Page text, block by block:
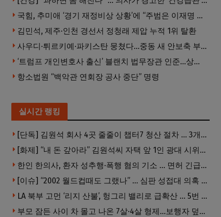
국힘, 추미애 ‘경기 재정비상 상황’에 “주범은 이재명 전 지사”
김민석, 제주·인천 경선서 정청래 제압 누적 1위 탈환
사우디·튀르키예·파키스탄 뭉쳤다…중동 새 안보축 부상하나
‘트럼프 개인변호사 출신’ 블랜치 법무장관 인준…상원 50대49 가결
항소법원 “백악관 연회장 공사 중단” 명령
실시간 랭킹
[단독] 김원석 회사 4곳 줄줄이 챕터7 청산 절차 … 3개 법인 같은 날 동시 파산 신청
[화제] “내 돈 갚아라” 김원석씨 자택 앞 1인 광대 시위 … 한인 투자사, “108만 달러 못받아”
한인 한의사, 환자 성추행·폭행 혐의 기소 … 면허 긴급정지
[이슈] “2002 월드컵때도 그랬나” … 심판 성접대 의혹 해외로 일파만파, 4강 신화까지 불똥
LA 북부 고먼 ‘리지 산불’, 헝그리 밸리로 급확산 … 5번 Fwy 양방향 전면 폐쇄
부모 잠든 사이 차 몰고 나온 7살·4살 형제…보행자 덮쳐 중태